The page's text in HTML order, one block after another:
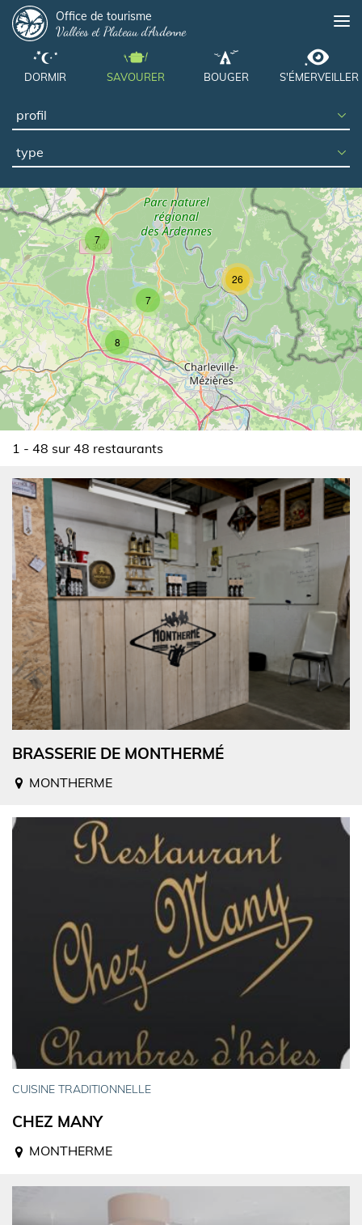
au
contenu
principal
Office de tourisme
Vallées et Plateau d'Ardenne
DORMIR SAVOURER BOUGER S'ÉMERVEILLER
type
1 - 48 sur 48 restaurants
BRASSERIE DE MONTHERMÉ
MONTHERME
CUISINE TRADITIONNELLE
CHEZ MANY
MONTHERME
8
7
7
26
Panneau de gestion des cookies